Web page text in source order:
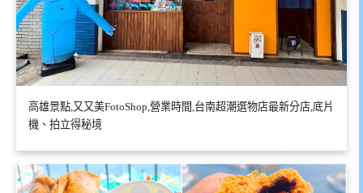
高雄景點,又又美FotoShop,營業時間,台南超潮選物店最新分店,底片
機、拍立得秘境